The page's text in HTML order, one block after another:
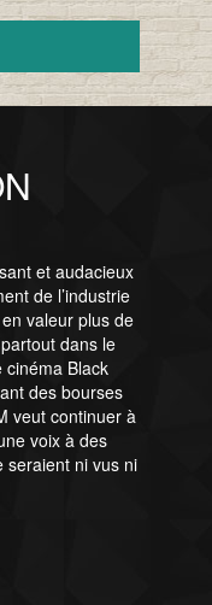
et audacieux
de l’industrie
valeur plus de
dans le
Black
des bourses
veut continuer à
voix à des
seraient ni vus ni